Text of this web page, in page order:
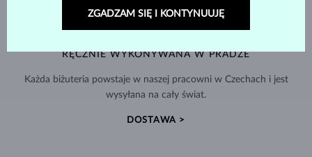
RĘCZNIE WYKONYWANA W PRADZE
Każda biżuteria powstaje w naszej pracowni w Czechach i jest
wysyłana na cały świat.
DOSTAWA >
ZGADZAM SIĘ I KONTYNUUJĘ